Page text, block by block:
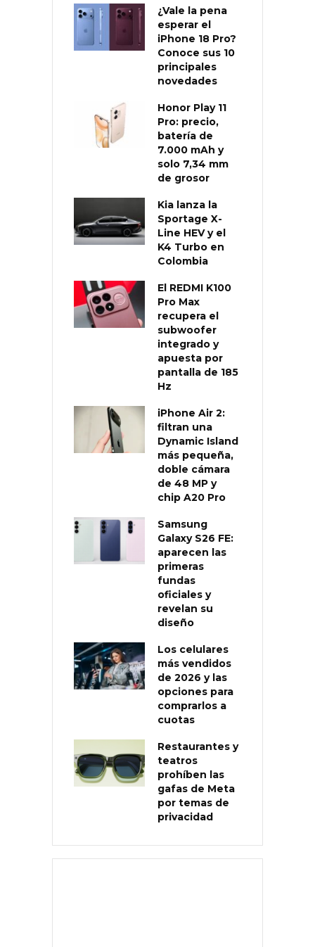
¿Vale la pena
esperar el
iPhone 18 Pro?
Conoce sus 10
principales
novedades
Honor Play 11
Pro: precio,
batería de
7.000 mAh y
solo 7,34 mm
de grosor
Kia lanza la
Sportage X-
Line HEV y el
K4 Turbo en
Colombia
El REDMI K100
Pro Max
recupera el
subwoofer
integrado y
apuesta por
pantalla de 185
Hz
iPhone Air 2:
filtran una
Dynamic Island
más pequeña,
doble cámara
de 48 MP y
chip A20 Pro
Samsung
Galaxy S26 FE:
aparecen las
primeras
fundas
oficiales y
revelan su
diseño
Los celulares
más vendidos
de 2026 y las
opciones para
comprarlos a
cuotas
Restaurantes y
teatros
prohíben las
gafas de Meta
por temas de
privacidad